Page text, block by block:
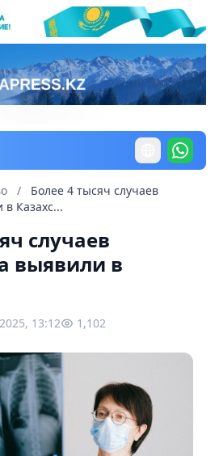
/
Более 4 тысяч случаев
в Казахс...
случаев
выявили в
13:12 1,102